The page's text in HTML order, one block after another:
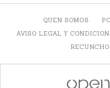
QUEN SOMOS
AVISO LEGAL Y